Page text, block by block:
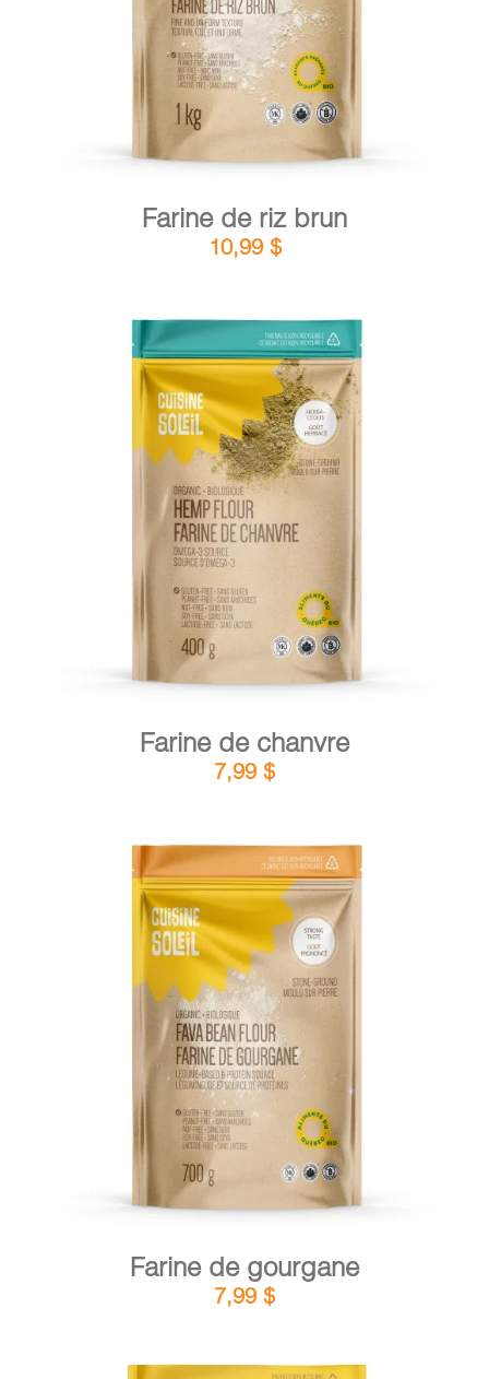
Farine de riz brun
10,99 $
AJOUTER AU PANIER
Farine de chanvre
7,99 $
AJOUTER AU PANIER /
Farine de gourgane
7,99 $